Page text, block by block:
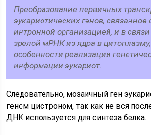
Преобразование первичных
эукариотических генов, связанное
интронной организацией, и в
зрелой мРНК из ядра в
особенности реализации
информации эукариот.
Следовательно, мозаичный ген
геном цистроном, так как не вся
ДНК используется для синтеза белка.